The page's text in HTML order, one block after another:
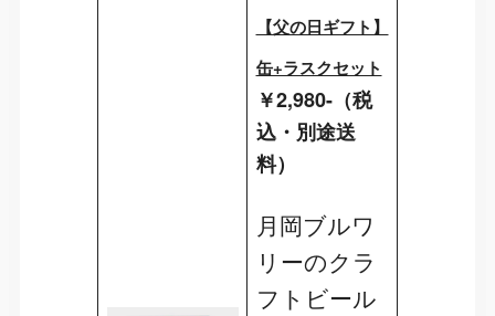
【父の日ギフト】
缶+ラスクセット
￥2,980-（税
込・別途送
料）
月岡ブルワ
リーのクラ
フトビール